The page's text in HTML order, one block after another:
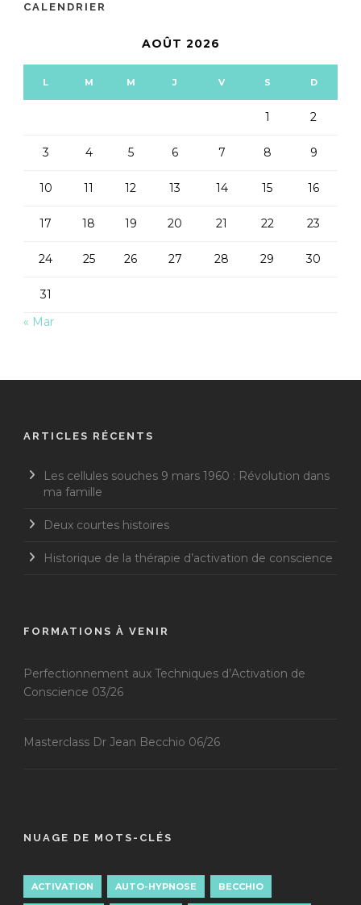
CALENDRIER
AOÛT 2026
L M M J V S D
1 2
3 4 5 6 7 8 9
10 11 12 13 14 15 16
17 18 19 20 21 22 23
24 25 26 27 28 29 30
31
« Mar
ARTICLES RÉCENTS
Les cellules souches 9 mars 1960 : Révolution dans
ma famille
Deux courtes histoires
Historique de la thérapie d’activation de conscience
FORMATIONS À VENIR
Perfectionnement aux Techniques d’Activation de
Conscience 03/26
Masterclass Dr Jean Becchio 06/26
NUAGE DE MOTS-CLÉS
ACTIVATION AUTO-HYPNOSE BECCHIO